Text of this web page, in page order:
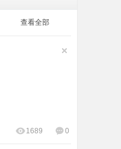
查看全部
0
1689